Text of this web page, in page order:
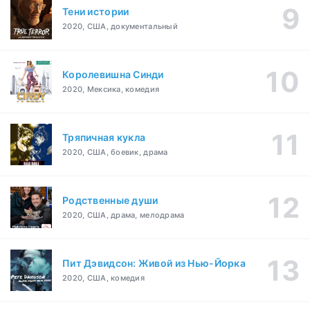
Тени истории
2020, США, документальный
Королевишна Синди
2020, Мексика, комедия
Тряпичная кукла
2020, США, боевик, драма
Родственные души
2020, США, драма, мелодрама
Пит Дэвидсон: Живой из Нью-Йорка
2020, США, комедия